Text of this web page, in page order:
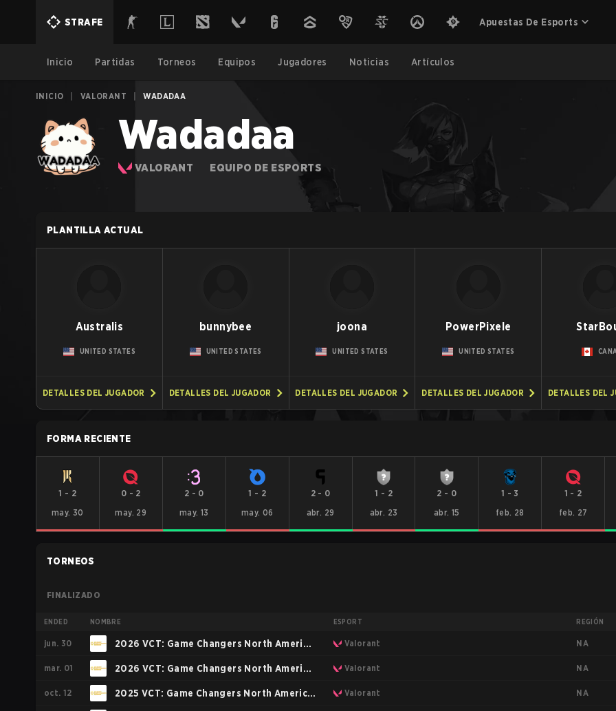
STRAFE Apuestas De Esports
Inicio Partidas Torneos Equipos Jugadores Noticias Artículos
INICIO VALORANT WADADAA
Wadadaa
VALORANT EQUIPO DE ESPORTS
PLANTILLA ACTUAL
Australis
UNITED STATES
DETALLES DEL JUGADOR
bunnybee
UNITED STATES
DETALLES DEL JUGADOR
joona
UNITED STATES
DETALLES DEL JUGADOR
PowerPixele
UNITED STATES
DETALLES DEL JUGADOR DETALLES DEL
FORMA RECIENTE
1 - 2
may. 30
0 - 2
may. 29
2 - 0
may. 13
1 - 2
may. 06
2- 0
abr. 29
1 - 2
abr. 23
2 - 0
abr. 15
1 - 3
feb. 28
1 - 2
feb. 27
TORNEOS
FINALIZADO
ENDED NOMBRE ESPORT REGIÓN
jun. 30 2026 VCT: Game Changers North America
Stage 1
Valorant NA
mar. 01 2026 VCT: Game Changers North America
Kickoff
Valorant NA
oct. 12 2025 VCT: Game Changers North America Valorant NA